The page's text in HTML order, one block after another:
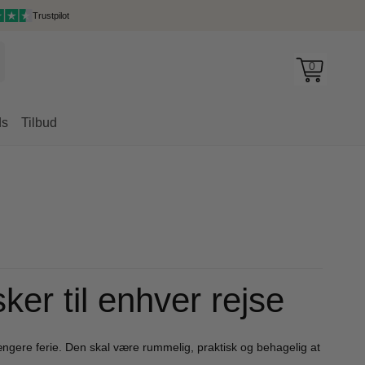
Trustpilot
0
Tilbud
til enhver rejse
ferie. Den skal være rummelig, praktisk og behagelig at